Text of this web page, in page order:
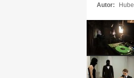
Autor: